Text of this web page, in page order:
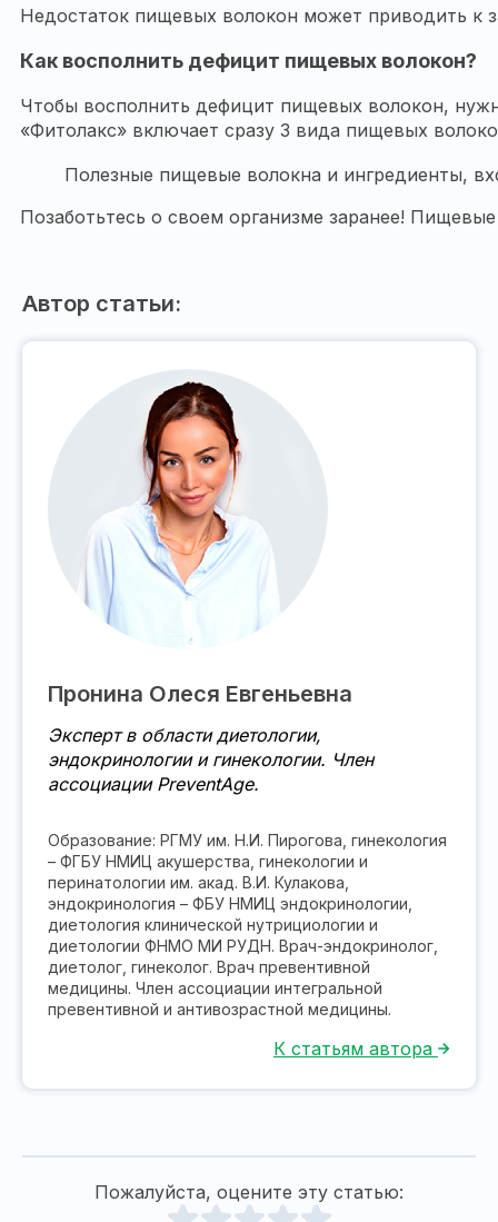
Недостаток пищевых волокон может приводить к
Как восполнить дефицит пищевых волокон?
Чтобы восполнить дефицит пищевых волокон,
«Фитолакс» включает сразу 3 вида пищевых
Полезные пищевые волокна и ингредиенты,
Позаботьтесь о своем организме заранее!
Автор статьи:
Пронина Олеся Евгеньевна
Эксперт в области диетологии,
эндокринологии и гинекологии. Член
ассоциации PreventAge.
Образование: РГМУ им. Н.И. Пирогова, гинекология
– ФГБУ НМИЦ акушерства, гинекологии и
перинатологии им. акад. В.И. Кулакова,
эндокринология – ФБУ НМИЦ эндокринологии,
диетология клинической нутрициологии и
диетологии ФНМО МИ РУДН. Врач-эндокринолог,
диетолог, гинеколог. Врач превентивной
медицины. Член ассоциации интегральной
превентивной и антивозрастной медицины.
К статьям автора
Пожалуйста, оцените эту статью: